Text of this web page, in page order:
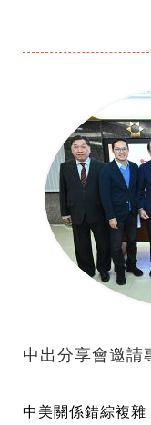
中出分享會邀
中美關係錯綜複